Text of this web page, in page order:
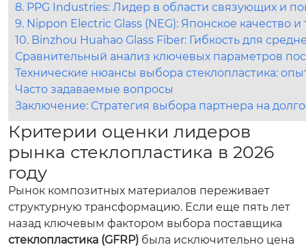
8. PPG Industries: Лидер в области связующих и
9. Nippon Electric Glass (NEG): Японское качество и
10. Binzhou Huahao Glass Fiber: Гибкость для
Сравнительный анализ ключевых параметров
Технические нюансы выбора стеклопластика:
Часто задаваемые вопросы
Заключение: Стратегия выбора партнера на
Критерии оценки лидеров
рынка стеклопластика в 2026
году
Рынок композитных материалов переживает
структурную трансформацию. Если еще пять лет
назад ключевым фактором выбора поставщика
стеклопластика (GFRP) была исключительно цена